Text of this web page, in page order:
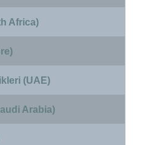
Africa)
(UAE)
Arabia)